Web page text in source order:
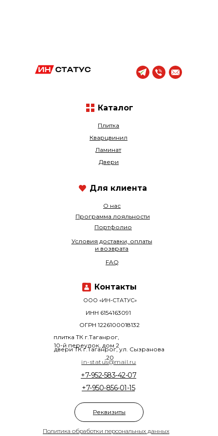
Политика обработки персональных данных
Плитка
Кварцвинил
+7-950-856-01-15
+7-952-583-42-07
О нас
Ламинат
Программа лояльности
Двери
Портфолио
ООО «ИН-СТАТУС»
плитка ТК г.Таганрог,
10-й переулок, дом 2
двери ТК г.Таганрог, ул. Сызранова
,20
ОГРН 1226100018132
ИНН 6154163091
Условия доставки, оплаты
и возврата
FAQ
Каталог
in-status@mail.ru
Контакты
Для клиента
Реквизиты